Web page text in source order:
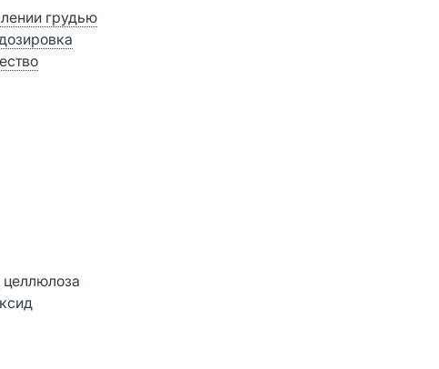
грудью
целлюлоза